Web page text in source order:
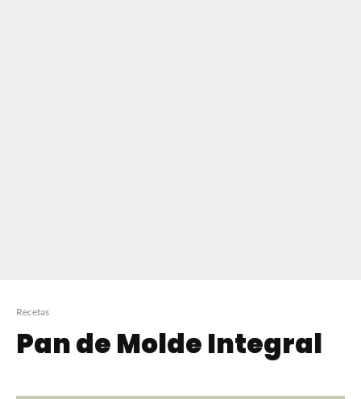
Recetas
Pan de Molde Integral